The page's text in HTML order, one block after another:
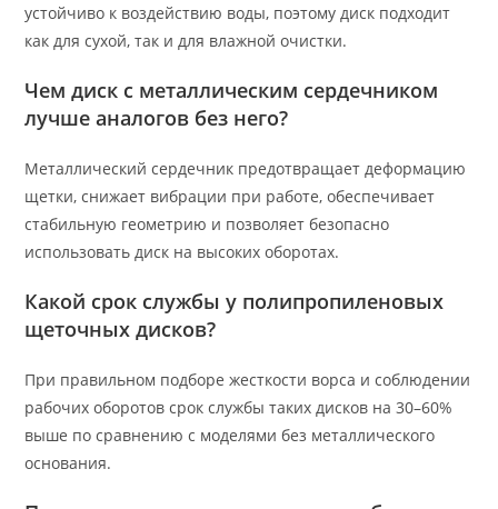
устойчиво к воздействию воды, поэтому диск подходит
как для сухой, так и для влажной очистки.
Чем диск с металлическим сердечником
лучше аналогов без него?
Металлический сердечник предотвращает деформацию
щетки, снижает вибрации при работе, обеспечивает
стабильную геометрию и позволяет безопасно
использовать диск на высоких оборотах.
Какой срок службы у полипропиленовых
щеточных дисков?
При правильном подборе жесткости ворса и соблюдении
рабочих оборотов срок службы таких дисков на 30–60%
выше по сравнению с моделями без металлического
основания.